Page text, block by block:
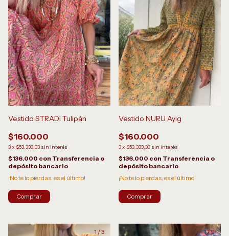
Vestido STRADI Tulipán
$160.000
3x $53.333,33 sin interés
$136.000 con Transferencia o
depósito bancario
¡No te lo pierdas, es el último!
Vestido NURU Ayig
$160.000
3x $53.333,33 sin interés
$136.000 con Transferencia o
depósito bancario
¡No te lo pierdas, es el último!
Comprar
1 /3 1/9